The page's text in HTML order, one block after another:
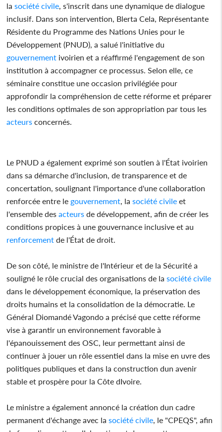
la société civile , s'inscrit dans une dynamique de dialogue
inclusif. Dans son intervention, Blerta Cela, Représentante
Résidente du Programme des Nations Unies pour le
Développement (PNUD), a salué l'initiative du
gouvernement ivoirien et a réaffirmé l'engagement de son
institution à accompagner ce processus. Selon elle, ce
séminaire constitue une occasion privilégiée pour
approfondir la compréhension de cette réforme et préparer
les conditions optimales de son appropriation par tous les
acteurs concernés.
Le PNUD a également exprimé son soutien à l'État ivoirien
dans sa démarche d'inclusion, de transparence et de
concertation, soulignant l'importance d'une collaboration
renforcée entre le gouvernement , la société civile et
l'ensemble des acteurs de développement, afin de créer les
conditions propices à une gouvernance inclusive et au
renforcement de l'État de droit.
De son côté, le ministre de l'Intérieur et de la Sécurité a
souligné le rôle crucial des organisations de la société civile
dans le développement économique, la préservation des
droits humains et la consolidation de la démocratie. Le
Général Diomandé Vagondo a précisé que cette réforme
vise à garantir un environnement favorable à
l'épanouissement des OSC, leur permettant ainsi de
continuer à jouer un rôle essentiel dans la mise en uvre des
politiques publiques et dans la construction dun avenir
stable et prospère pour la Côte dIvoire.
Le ministre a également annoncé la création dun cadre
permanent d'échange avec la société civile , le "CPEQS", afin